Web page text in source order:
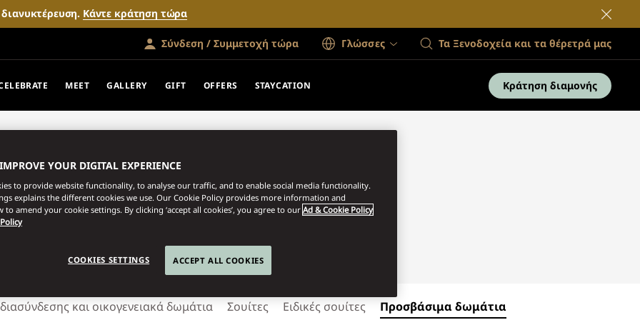
Κάντε κράτηση τώρα
Σύνδεση / Συμμετοχή τώρα Γλώσσες Τα Ξενοδοχεία και τα θέρετρά μας
MEET GALLERY GIFT OFFERS STAYCATION Κράτηση διαμονής
luxury with Arabian
some of the most spacious
και οικογενειακά δωμάτια Σουίτες Ειδικές σουίτες Προσβάσιμα δωμάτια
YOUR DIGITAL EXPERIENCE
to provide website functionality, to analyse our traffic, and to enable social media functionality.
explains the different cookies we use. Our Cookie Policy provides more information and
to amend your cookie settings. By clicking ‘accept all cookies’, you agree to ourAd & Cookie Policy
COOKIES SETTINGS ACCEPT ALL COOKIES